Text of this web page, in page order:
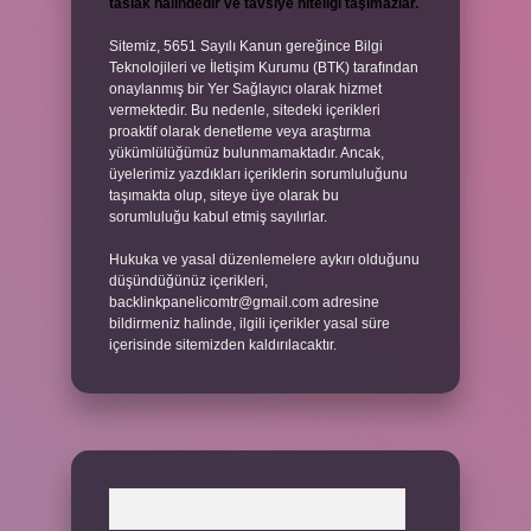
taslak halindedir ve tavsiye niteliği taşımazlar.
Sitemiz, 5651 Sayılı Kanun gereğince Bilgi
Teknolojileri ve İletişim Kurumu (BTK) tarafından
onaylanmış bir Yer Sağlayıcı olarak hizmet
vermektedir. Bu nedenle, sitedeki içerikleri
proaktif olarak denetleme veya araştırma
yükümlülüğümüz bulunmamaktadır. Ancak,
üyelerimiz yazdıkları içeriklerin sorumluluğunu
taşımakta olup, siteye üye olarak bu
sorumluluğu kabul etmiş sayılırlar.
Hukuka ve yasal düzenlemelere aykırı olduğunu
düşündüğünüz içerikleri,
backlinkpanelicomtr@gmail.com adresine
bildirmeniz halinde, ilgili içerikler yasal süre
içerisinde sitemizden kaldırılacaktır.